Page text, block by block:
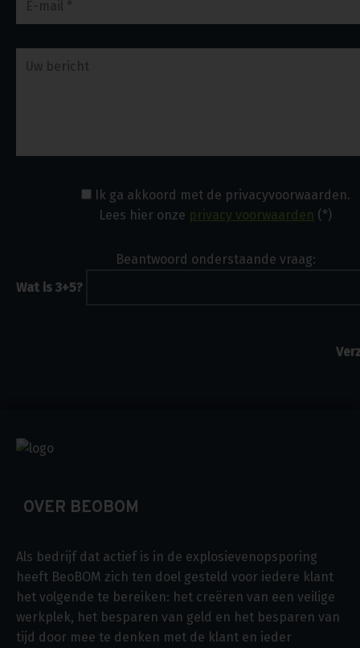
Ik ga akkoord met de privacyvoorwaarden.
Lees hier onze privacy voorwaarden (*)
Beantwoord onderstaande vraag:
Wat is 3+5?
OVER BEOBOM
Als bedrijf dat actief is in de explosievenopsporing
heeft BeoBOM zich ten doel gesteld voor iedere klant
het volgende te bereiken: het creëren van een veilige
werkplek, het besparen van geld en het besparen van
tijd door mee te denken met de klant en ieder